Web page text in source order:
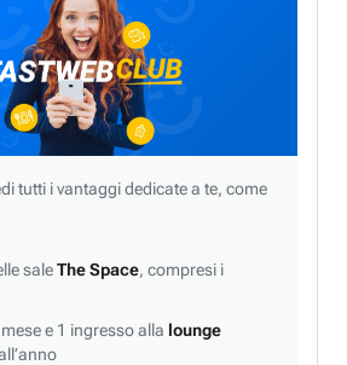
tutti i vantaggi dedicate a te, come
saleThe Space, compresi i
e 1 ingresso alla lounge